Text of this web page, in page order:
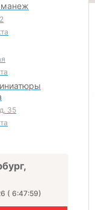
манеж
35
( 6:48:01)